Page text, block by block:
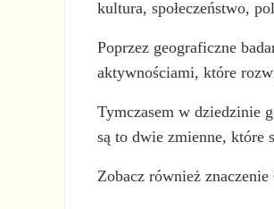
kultura, społeczeństwo,
Poprzez geograficzne
aktywnościami, które
Tymczasem w dziedzinie
są to dwie zmienne, które
Zobacz również